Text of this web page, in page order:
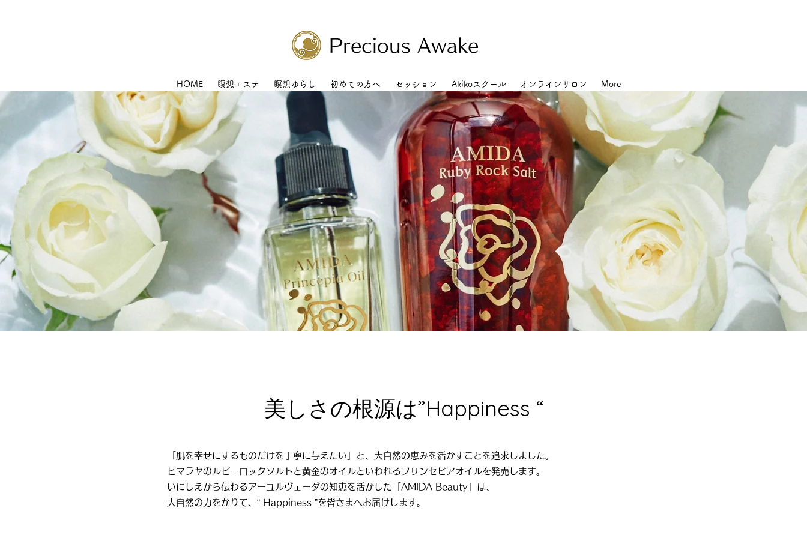
Precious Awake
HOME 瞑想エステ 瞑想ゆらし 初めての方へ セッション Akikoスクール オンラインサロン More
美しさの根源は”Happiness “
「肌を幸せにするものだけを丁寧に与えたい」と、大自然の恵みを活かすことを追求しました。
ヒマラヤのルビーロックソルトと黄金のオイルといわれるプリンセピアオイルを発売します。
いにしえから伝わるアーユルヴェーダの知恵を活かした「AMIDA Beauty」は、
大自然の力をかりて、“ Happiness ”を皆さまへお届けします。